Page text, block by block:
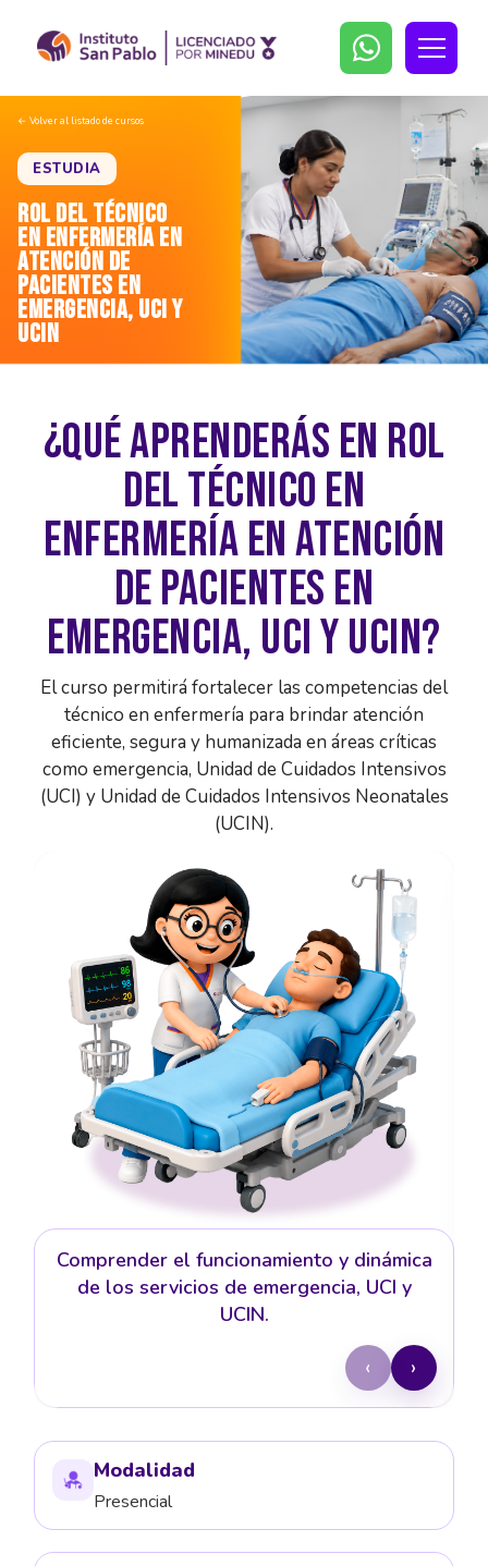
← Volver al listado de cursos
ESTUDIA
ROL DEL TÉCNICO
EN ENFERMERÍA EN
ATENCIÓN DE
PACIENTES EN
EMERGENCIA, UCI Y
UCIN
¿QUÉ APRENDERÁS EN ROL
DEL TÉCNICO EN
ENFERMERÍA EN ATENCIÓN
DE PACIENTES EN
EMERGENCIA, UCI Y UCIN?
El curso permitirá fortalecer las competencias del
técnico en enfermería para brindar atención
eficiente, segura y humanizada en áreas críticas
como emergencia, Unidad de Cuidados Intensivos
(UCI) y Unidad de Cuidados Intensivos Neonatales
(UCIN).
Comprender el funcionamiento y dinámica
de los servicios de emergencia, UCI y
UCIN.
‹ ›
Modalidad
Presencial